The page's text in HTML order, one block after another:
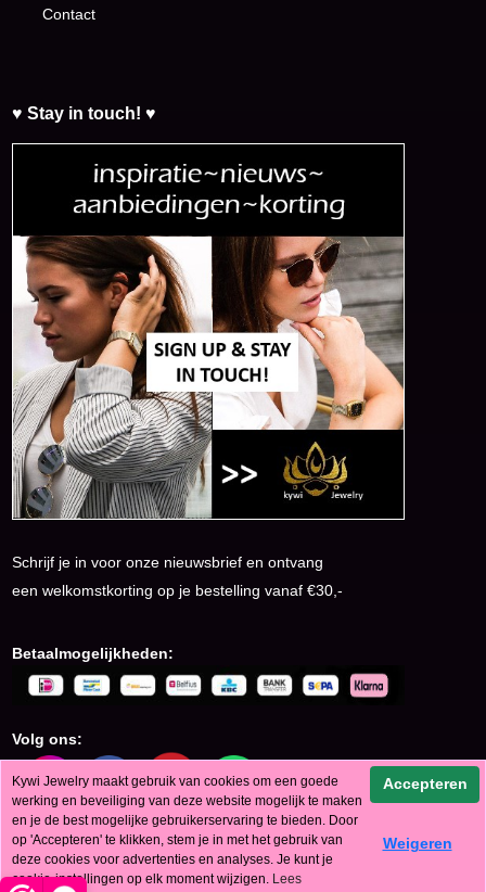
Contact
♥ Stay in touch! ♥
Schrijf je in voor onze nieuwsbrief en ontvang
een welkomstkorting op je bestelling vanaf €30,-
Betaalmogelijkheden:
Volg ons:
© KyWi Jewelry 2024
Kywi Jewelry maakt gebruik van cookies om een goede
werking en beveiliging van deze website mogelijk te maken
en je de best mogelijke gebruikerservaring te bieden. Door
op 'Accepteren' te klikken, stem je in met het gebruik van
deze cookies voor advertenties en analyses. Je kunt je
cookie-instellingen op elk moment wijzigen. Lees
Accepteren
Weigeren